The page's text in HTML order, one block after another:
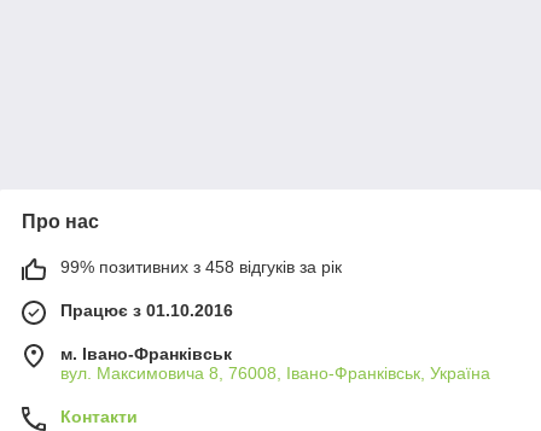
Про нас
99% позитивних з 458 відгуків за рік
Працює з 01.10.2016
м. Івано-Франківськ
вул. Максимовича 8, 76008, Івано-Франківськ, Україна
Контакти